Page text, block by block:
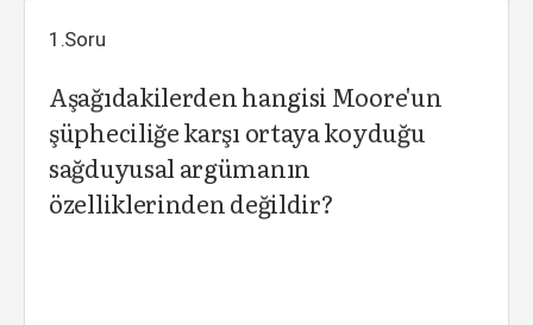
1.Soru
Aşağıdakilerden hangisi Moore'un
şüpheciliğe karşı ortaya koyduğu
sağduyusal argümanın
özelliklerinden değildir?